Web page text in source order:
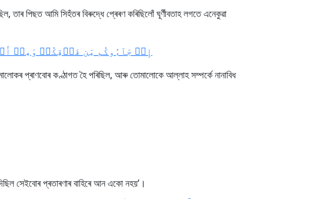
পিছত আমি সিহঁতৰ বিৰুদ্ধে প্ৰেৰণ কৰিছিলোঁ ঘূৰ্ণীবতাহ লগতে এনেকুৱা
إِذۡ جَآءُوكُم مِّن فَوۡقِكُمۡ وَمِنۡ
প্ৰাণবোৰ কণ্ঠাগত হৈ পৰিছিল, আৰু তোমালোকে আল্লাহ সম্পৰ্কে নানাবিধ
সেইবোৰ প্ৰতাৰণাৰ বাহিৰে আন একো নহয়’।